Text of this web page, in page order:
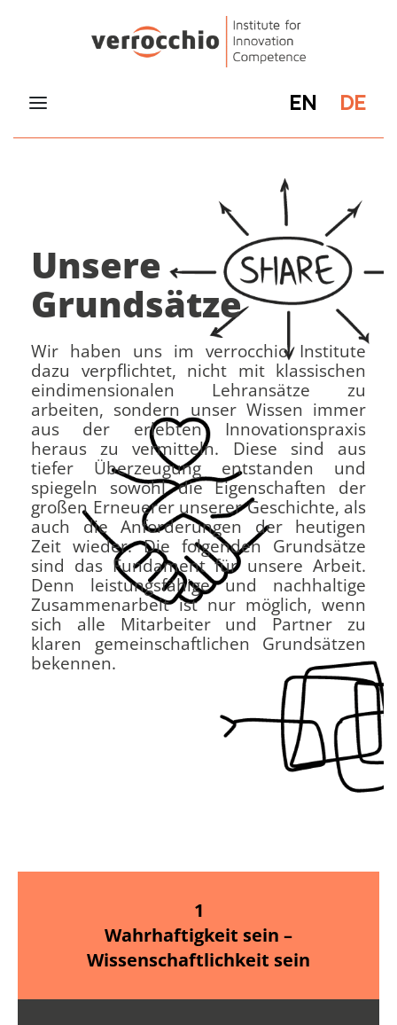
EN DE
Unsere
Grundsätze
Wir haben uns im verrocchio Institute
dazu verpflichtet, nicht mit klassischen
eindimensionalen Lehransätze zu
arbeiten, sondern unser Wissen immer
aus der erlebten Innovationspraxis
heraus zu vermitteln. Diese sind aus
tiefer Überzeugung entstanden und
spiegeln sowohl die Eigenschaften der
großen Erneuerer unserer Geschichte, als
auch die Anforderungen der heutigen
Zeit wieder. Die folgenden Grundsätze
sind das Fundament für unsere Arbeit.
Denn leistungsfähige und nachhaltige
Zusammenarbeit ist nur möglich, wenn
sich alle Mitarbeiter und Partner zu
klaren gemeinschaftlichen Grundsätzen
bekennen.
1
Wahrhaftigkeit sein –
Wissenschaftlichkeit sein​